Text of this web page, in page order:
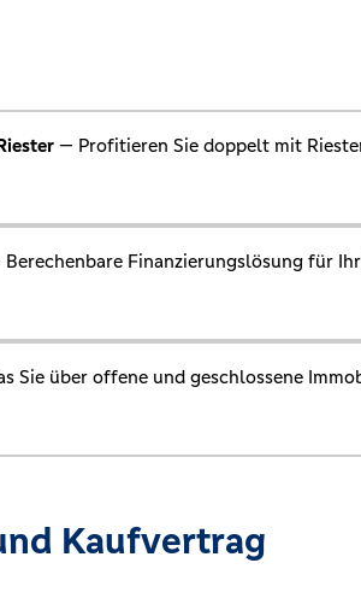
— Profitieren Sie doppelt mit
Finanzierungslösung für
Sie über offene und geschlossene
Kaufvertrag